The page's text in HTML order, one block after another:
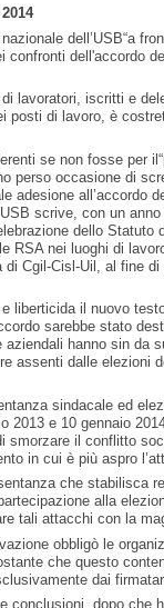
dell’USB“a
dell'accordo
lavoratori, iscritti e
posti di lavoro, è
se non fosse per
perso occasione di
adesione all’accordo
scrive, con un
dello Statuto
RSA nei luoghi di
Cgil-Cisl-Uil, al fine
liberticida il nuovo
sarebbe stato
hanno sin da
assenti dalle elezioni
sindacale ed
2013 e 10 gennaio
smorzare il conflitto
in cui è più aspro
che stabilisca
alla
tali attacchi con la
obbligò le
che questo
dai
conclusioni, dopo che